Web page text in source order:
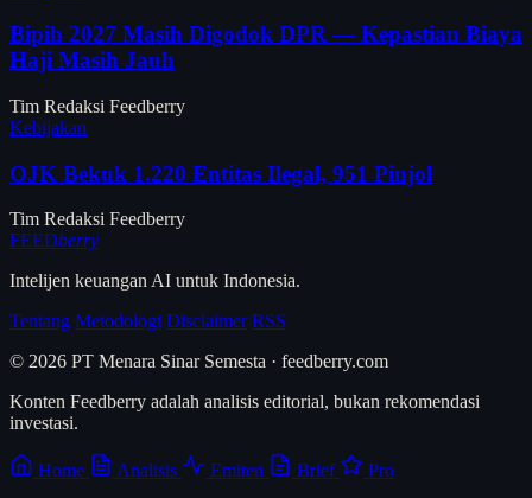
Bipih 2027 Masih Digodok DPR — Kepastian Biaya
Haji Masih Jauh
Tim Redaksi Feedberry
Kebijakan
OJK Bekuk 1.220 Entitas Ilegal, 951 Pinjol
Tim Redaksi Feedberry
FEEDberry
Intelijen keuangan AI untuk Indonesia.
Tentang Metodologi Disclaimer RSS
© 2026 PT Menara Sinar Semesta · feedberry.com
Konten Feedberry adalah analisis editorial, bukan rekomendasi
investasi.
Home Analisis Emiten Brief Pro